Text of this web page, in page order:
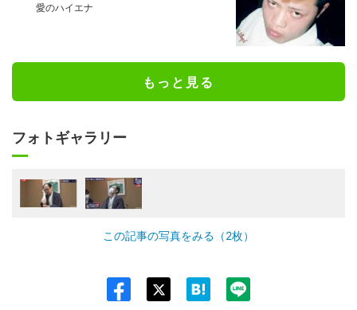
愛のハイエナ
もっと見る
フォトギャラリー
この記事の写真をみる（2枚）